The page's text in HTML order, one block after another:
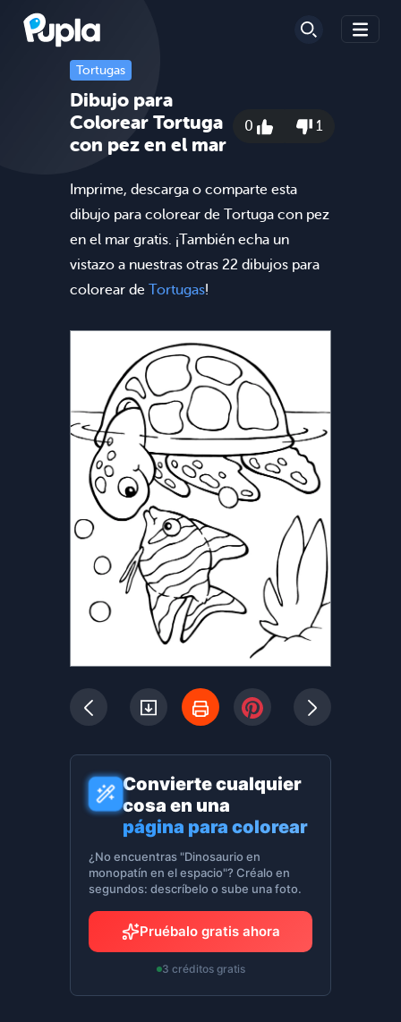
Tortugas
Dibujo para
Colorear Tortuga
con pez en el mar
0 1
Imprime, descarga o comparte esta
dibujo para colorear de Tortuga con pez
en el mar gratis. ¡También echa un
vistazo a nuestras otras 22 dibujos para
colorear de Tortugas!
Convierte cualquier
cosa en una
página para colorear
¿No encuentras "Dinosaurio en
monopatín en el espacio"? Créalo en
segundos: descríbelo o sube una foto.
Pruébalo gratis ahora
3 créditos gratis